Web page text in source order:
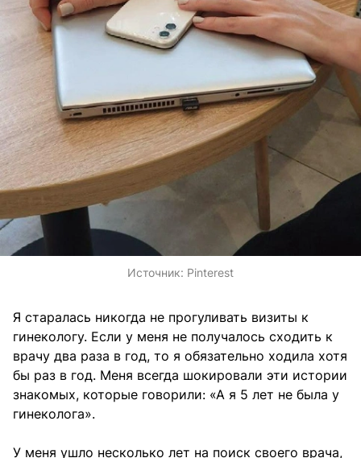
Источник: Pinterest
Я старалась никогда не прогуливать визиты к
гинекологу. Если у меня не получалось сходить к
врачу два раза в год, то я обязательно ходила хотя
бы раз в год. Меня всегда шокировали эти истории
знакомых, которые говорили: «А я 5 лет не была у
гинеколога».
У меня ушло несколько лет на поиск своего врача,